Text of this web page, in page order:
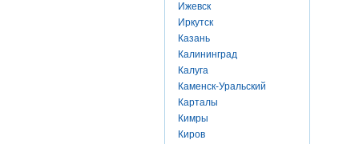
Ижевск
Иркутск
Казань
Калининград
Калуга
Каменск-Уральский
Карталы
Кимры
Киров